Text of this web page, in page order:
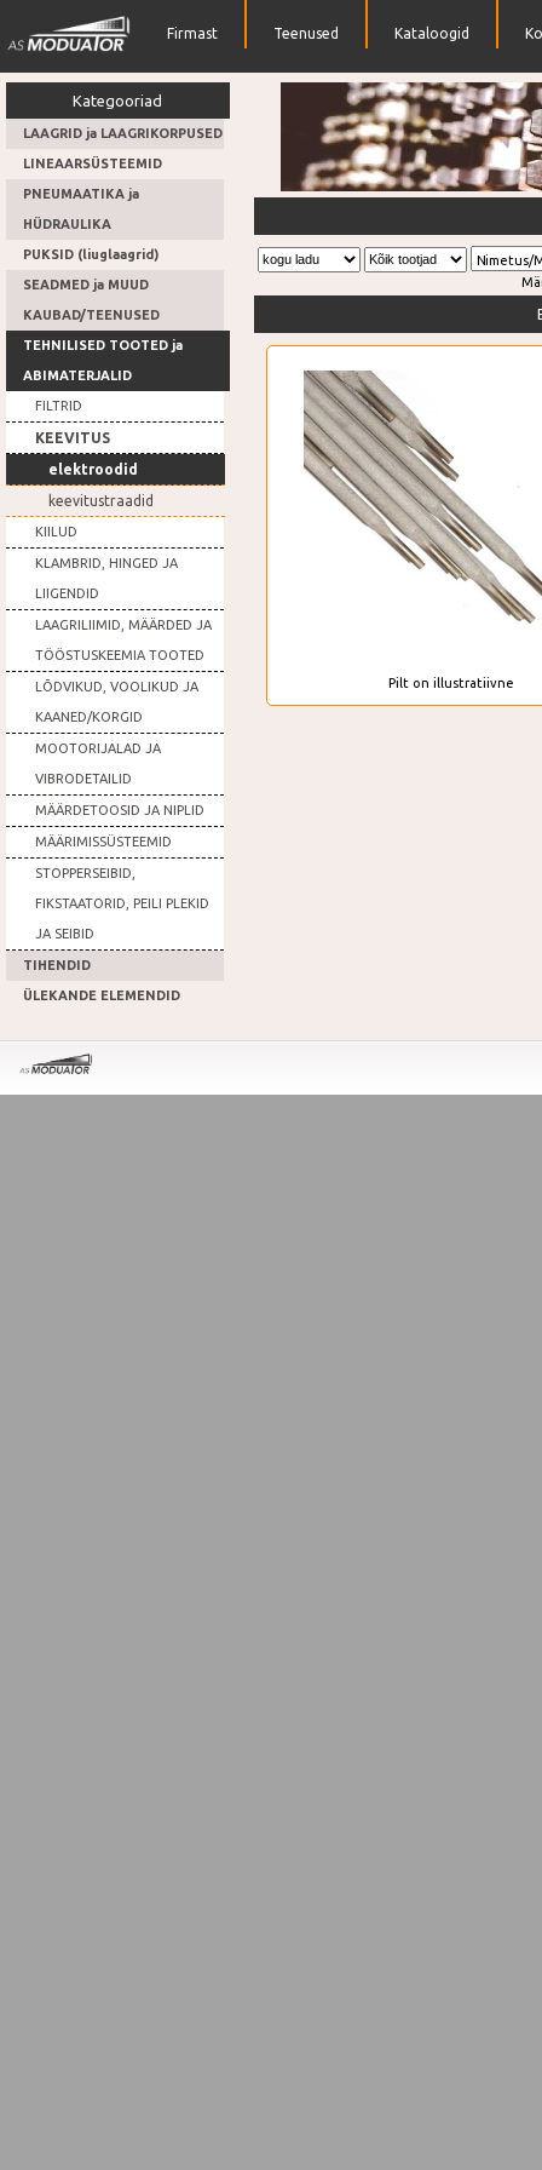
Firmast Teenused Kataloogid
Kategooriad
LAAGRID ja LAAGRIKORPUSED
LINEAARSÜSTEEMID
PNEUMAATIKA ja
HÜDRAULIKA
PUKSID (liuglaagrid)
SEADMED ja MUUD
KAUBAD/TEENUSED
TEHNILISED TOOTED ja
ABIMATERJALID
FILTRID
KEEVITUS
elektroodid
keevitustraadid
KIILUD
KLAMBRID, HINGED JA
LIIGENDID
LAAGRILIIMID, MÄÄRDED JA
TÖÖSTUSKEEMIA TOOTED
LÕDVIKUD, VOOLIKUD JA
KAANED/KORGID
MOOTORIJALAD JA
VIBRODETAILID
MÄÄRDETOOSID JA NIPLID
MÄÄRIMISSÜSTEEMID
STOPPERSEIBID,
FIKSTAATORID, PEILI PLEKID
JA SEIBID
TIHENDID
ÜLEKANDE ELEMENDID
Nimetus/
Pilt on illustratiivne